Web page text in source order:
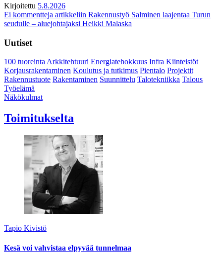
Kirjoitettu 5.8.2026
Ei kommentteja artikkeliin Rakennustyö Salminen laajentaa Turun
seudulle – aluejohtajaksi Heikki Malaska
Uutiset
100 tuoreintaArkkitehtuuri Energiatehokkuus Infra Kiinteistöt
Korjausrakentaminen Koulutus ja tutkimus Pientalo Projektit
Rakennustuote Rakentaminen Suunnittelu Talotekniikka Talous
Työelämä
Näkökulmat
Toimitukselta
Tapio Kivistö
Kesä voi vahvistaa elpyvää tunnelmaa